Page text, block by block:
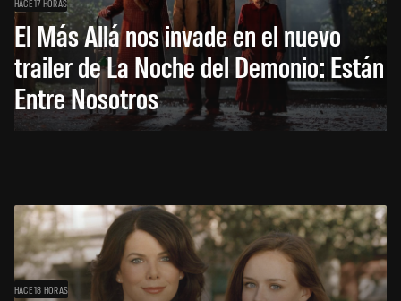
El Más Allá nos invade en el nuevo
trailer de La Noche del Demonio: Están
Entre Nosotros
HACE 18 HORAS